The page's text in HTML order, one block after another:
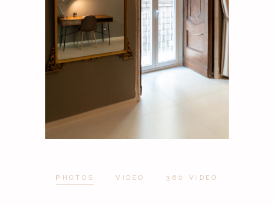
PHOTOS VIDEO 360 VIDEO